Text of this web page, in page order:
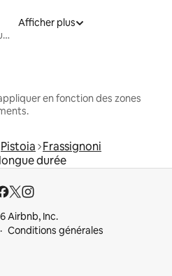
Locations moyenne et longue durée
Afficher plus
en fonction des zones
Pistoia Frassignoni
durée
Airbnb, Inc.
Conditions générales